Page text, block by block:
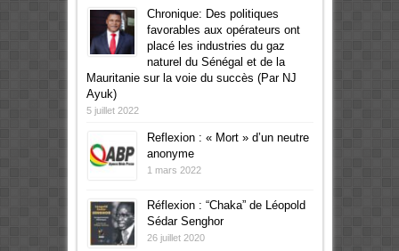
Chronique: Des politiques
favorables aux opérateurs ont
placé les industries du gaz
naturel du Sénégal et de la
Mauritanie sur la voie du succès (Par NJ
Ayuk)
5 juillet 2022
Reflexion : « Mort » d’un neutre
anonyme
1 mars 2022
Réflexion : “Chaka” de Léopold
Sédar Senghor
26 juillet 2020